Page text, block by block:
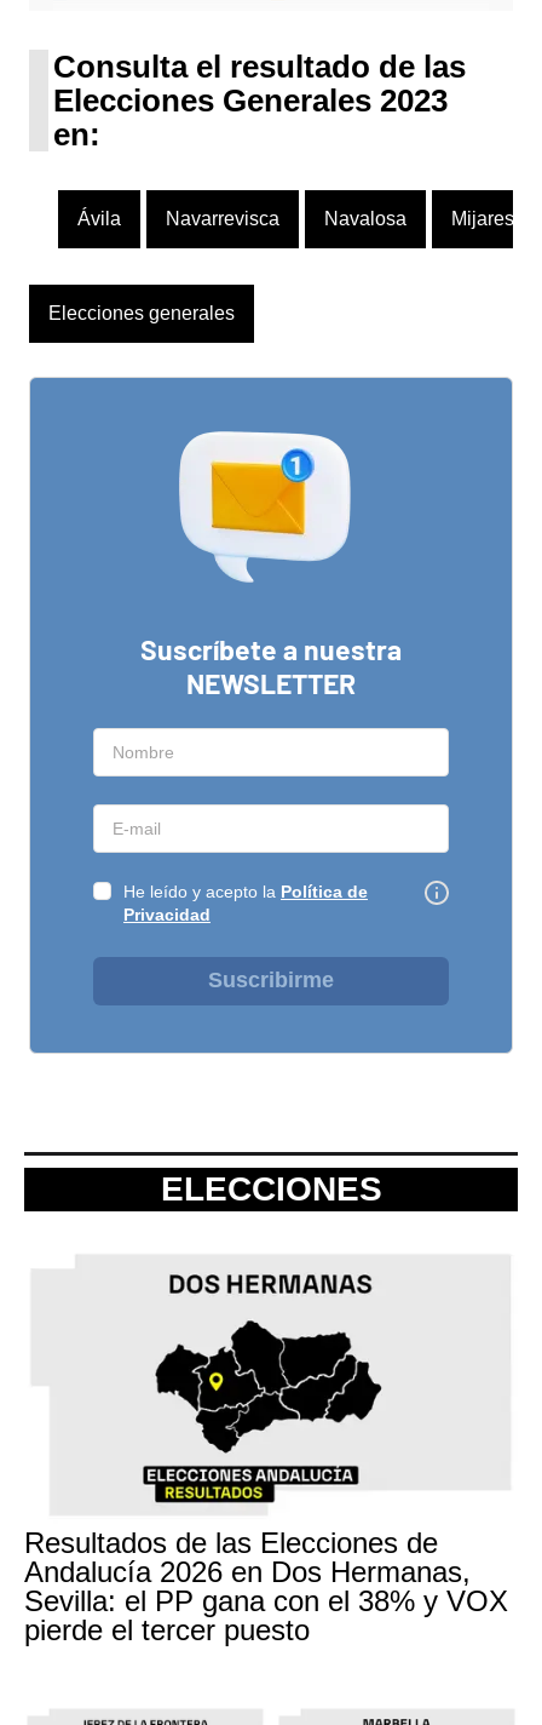
Consulta el resultado de las
Elecciones Generales 2023
en:
Ávila Navarrevisca Navalosa Mijares
Elecciones generales
Suscríbete a nuestra
NEWSLETTER
He leído y acepto la Política de
Privacidad
Suscribirme
ELECCIONES
Resultados de las Elecciones de
Andalucía 2026 en Dos Hermanas,
Sevilla: el PP gana con el 38% y VOX
pierde el tercer puesto